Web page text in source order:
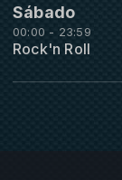
Sábado
00:00 - 23:59
Rock'n Roll